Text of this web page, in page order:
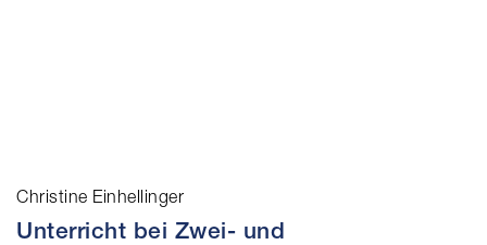
Christine Einhellinger
Unterricht bei Zwei- und